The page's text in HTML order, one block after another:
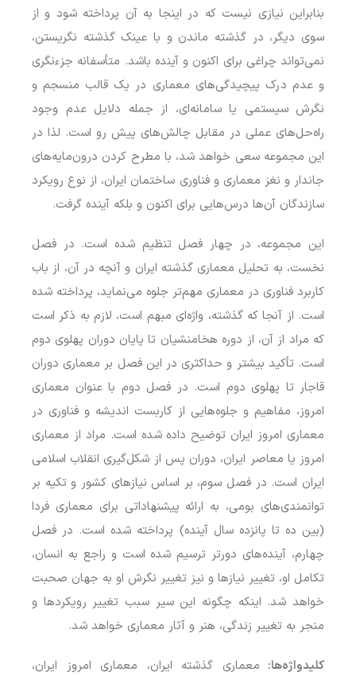
بنابراین نیازی نیست که در اینجا به آن پرداخته شود و از
سوی دیگر، در گذشته ماندن و با عینک گذشته نگریستن،
نمی‌تواند چراغی برای اکنون و آینده باشد. متأسفانه جزءنگری
و عدم درک پیچیدگی‌های معماری در یک قالب منسجم و
نگرش سیستمی یا سامانه‌ای، از جمله دلایل عدم وجود
راه‌حل‌های عملی در مقابل چالش‌های پیش رو است. لذا در
این مجموعه سعی خواهد شد، با مطرح کردن درون‌مایه‌های
جاندار و نغز معماری و فناوری ساختمان ایران، از نوع رویکرد
سازندگان آن‌ها درس‌هایی برای اکنون و بلکه آینده گرفت.
این مجموعه، در چهار فصل تنظیم شده است. در فصل
نخست، به تحلیل معماری گذشته ایران و آنچه در آن، از باب
کاربرد فناوری در معماری مهم‌تر جلوه می‌نماید، پرداخته شده
است. از آنجا که گذشته، واژه‌ای مبهم است، لازم به ذکر است
که مراد از آن، از دوره هخامنشیان تا پایان دوران پهلوی دوم
است. تأکید بیشتر و حداکثری در این فصل بر معماری دوران
قاجار تا پهلوی دوم است. در فصل دوم با عنوان معماری
امروز، مفاهیم و جلوه‌هایی از کاربست اندیشه و فناوری در
معماری امروز ایران توضیح داده شده است. مراد از معماری
امروز یا معاصر ایران، دوران پس از شکل‌گیری انقلاب اسلامی
ایران است. در فصل سوم، بر اساس نیازهای کشور و تکیه بر
توانمندی‌های بومی، به ارائه پیشنهاداتی برای معماری فردا
(بین ده تا پانزده سال آینده) پرداخته شده است. در فصل
چهارم، آینده‌های دورتر ترسیم شده است و راجع به انسان،
تکامل او، تغییر نیازها و نیز تغییر نگرش او به جهان صحبت
خواهد شد. اینکه چگونه این سیر سبب تغییر رویکردها و
منجر به تغییر زندگی، هنر و آثار معماری خواهد شد.
کلیدواژه‌ها: معماری گذشته ایران، معماری امروز ایران،